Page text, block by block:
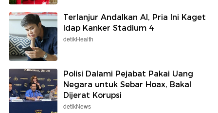
Terlanjur Andalkan AI, Pria Ini Kaget
Idap Kanker Stadium 4
detikHealth
Polisi Dalami Pejabat Pakai Uang
Negara untuk Sebar Hoax, Bakal
Dijerat Korupsi
detikNews